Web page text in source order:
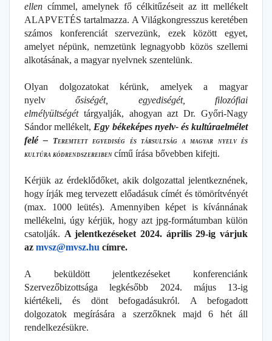
ellen címmel, amelynek fő célkitűzéseit az itt mellékelt
ALAPVETÉS tartalmazza. A Világkongresszus keretében
számos konferenciát szervezünk, ezek között egyet,
amelyet népünk, nemzetünk legnagyobb közös szellemi
alkotásának, a magyar nyelvnek szentelünk.
Olyan dolgozatokat kérünk, amelyek a magyar
nyelvősiségét, egyediségét, filozófiai
elmélyültségét tárgyalják, ahogyan azt Dr. Győri-Nagy
Sándor mellékelt, Egy békeképes nyelv- és kultúraelmélet
felé – Teremtett egyediség és társultság a magyar nyelv és
kultúra kódrendszereiben című írása bővebben kifejti.
Kérjük az érdeklődőket, akik dolgozattal jelentkeznének,
hogy írják meg tervezett előadásuk címét és tömörítvényét
(max. 1000 leütés). Amennyiben képet is kívánnának
mellékelni, úgy kérjük, hogy azt jpg-formátumban külön
csatolják. A jelentkezéseket 2024. április 29-ig várjuk
az mvsz@mvsz.hu címre.
A beküldött jelentkezéseket konferenciánk
Szervezőbizottsága legkésőbb 2024. május 13-ig
kiértékeli, és dönt befogadásukról. A befogadott
dolgozatok megírására a szerzőknek majd 6 hét áll
rendelkezésükre.